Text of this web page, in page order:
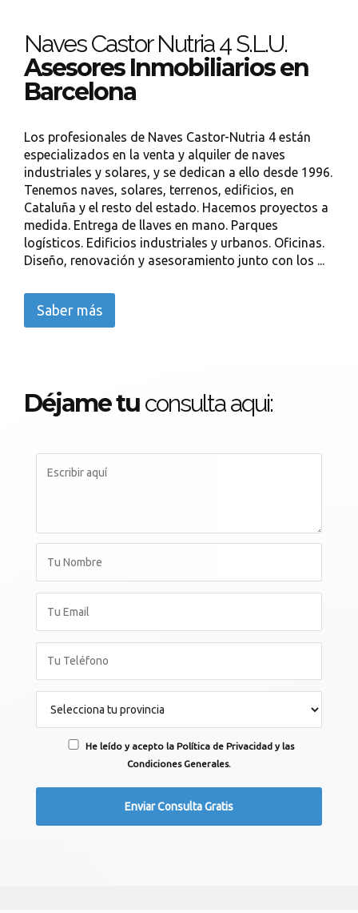
Naves Castor Nutria 4 S.L.U.
Asesores Inmobiliarios en
Barcelona
Los profesionales de Naves Castor-Nutria 4 están
especializados en la venta y alquiler de naves
industriales y solares, y se dedican a ello desde 1996.
Tenemos naves, solares, terrenos, edificios, en
Cataluña y el resto del estado. Hacemos proyectos a
medida. Entrega de llaves en mano. Parques
logísticos. Edificios industriales y urbanos. Oficinas.
Diseño, renovación y asesoramiento junto con los ...
Saber más
Déjame tu consulta aqui:
He leído y acepto la Política de Privacidad y las
Condiciones Generales.